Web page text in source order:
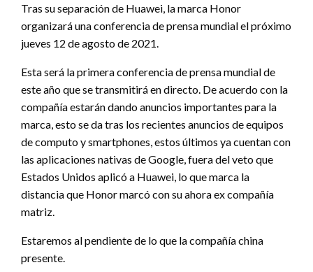
Tras su separación de Huawei, la marca Honor
organizará una conferencia de prensa mundial el próximo
jueves 12 de agosto de 2021.
Esta será la primera conferencia de prensa mundial de
este año que se transmitirá en directo. De acuerdo con la
compañía estarán dando anuncios importantes para la
marca, esto se da tras los recientes anuncios de equipos
de computo y smartphones, estos últimos ya cuentan con
las aplicaciones nativas de Google, fuera del veto que
Estados Unidos aplicó a Huawei, lo que marca la
distancia que Honor marcó con su ahora ex compañía
matriz.
Estaremos al pendiente de lo que la compañía china
presente.